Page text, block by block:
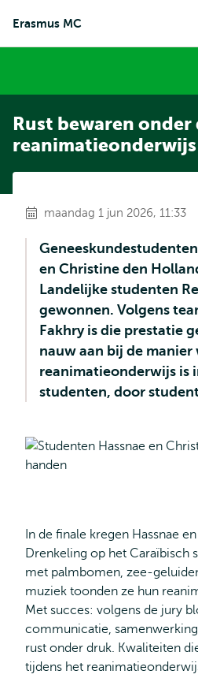
Erasmus MC
Rust bewaren onder
maandag 1 jun 2026, 11:33
en Christine den
Landelijke studenten
gewonnen. Volgens
Fakhry is die prestatie
nauw aan bij de manier
reanimatieonderwijs is
studenten, door
In de finale kregen Hassnae
Drenkeling op het Caraïbisch
met palmbomen, zee-
muziek toonden ze hun
Met succes: volgens de jury
communicatie,
rust onder druk. Kwaliteiten
tijdens het